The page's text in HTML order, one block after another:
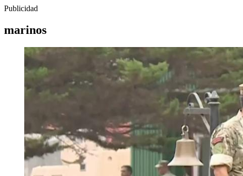
Publicidad
marinos